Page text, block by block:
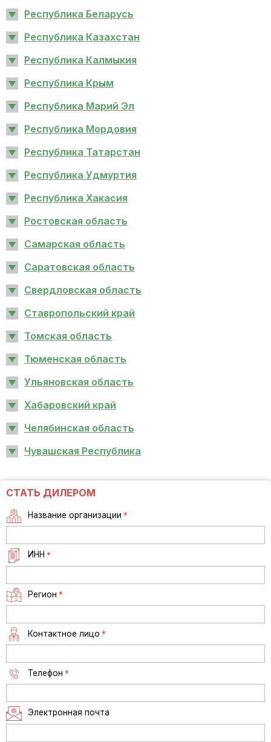
Республика Беларусь
Республика Казахстан
Республика Калмыкия
Республика Крым
Республика Марий Эл
Республика Мордовия
Республика Татарстан
Республика Удмуртия
Республика Хакасия
Ростовская область
Самарская область
Саратовская область
Свердловская область
Ставропольский край
Томская область
Тюменская область
Ульяновская область
Хабаровский край
Челябинская область
Чувашская Республика
СТАТЬ ДИЛЕРОМ
Название организации *
ИНН *
Регион *
Контактное лицо *
Телефон *
Электронная почта